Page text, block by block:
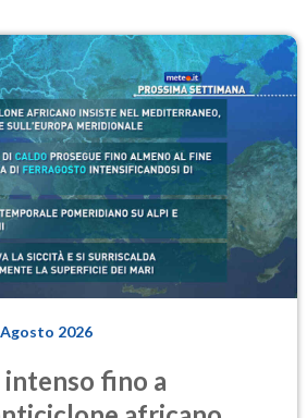
2026
fino a